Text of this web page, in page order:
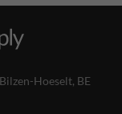
Bilzen-Hoeselt, BE